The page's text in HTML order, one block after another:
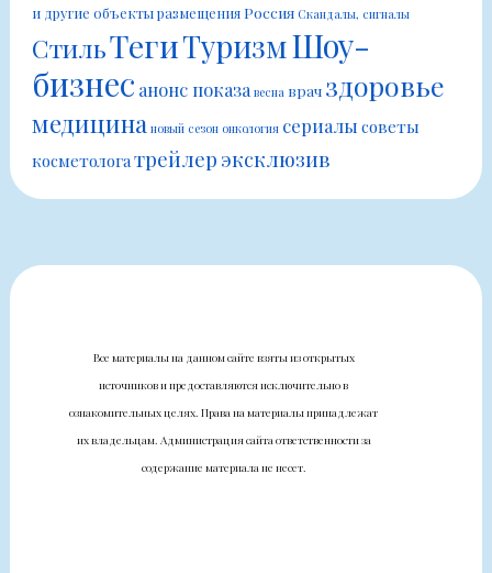
и другие объекты размещенияРоссия Скандалы, сигналы
СтильТегиТуризмШоу-
бизнес анонс показа весна врач здоровье
медицина новый сезон онкология сериалы советы
косметологатрейлер эксклюзив
Все материалы на данном сайте взяты из открытых
источников и предоставляются исключительно в
ознакомительных целях. Права на материалы принадлежат
их владельцам. Администрация сайта ответственности за
содержание материала не несет.